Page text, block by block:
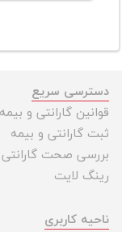
دسترسی سریع
قوانین گارانتی و بیمه
ثبت گارانتی و بیمه
بررسی صحت گارانتی
رینگ لایت
ناحیه کاربری